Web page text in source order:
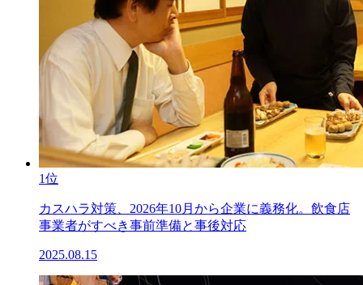
1位
カスハラ対策、2026年10月から企業に義務化。飲食店
事業者がすべき事前準備と事後対応
2025.08.15